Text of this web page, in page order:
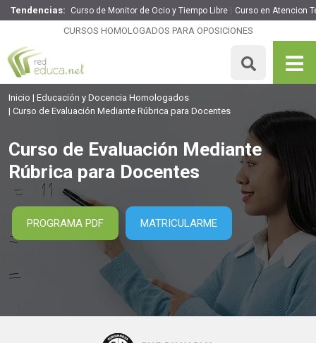
Tendencias: Curso de Monitor de Ocio y Tiempo Libre Curso en Atencion
CURSOS HOMOLOGADOS PARA OPOSICIONES
Curso de Evaluación Mediante Rúbrica para Docentes
Inicio
Educación y Docencia Homologados
Curso de Evaluación Mediante Rúbrica para Docentes
Curso de Evaluación Mediante
Rúbrica para Docentes
PROGRAMA PDF MATRICULARME